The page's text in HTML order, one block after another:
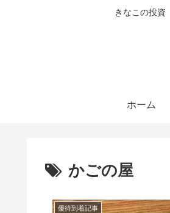
きなこの投
ホーム
かごの屋
優待到着記事